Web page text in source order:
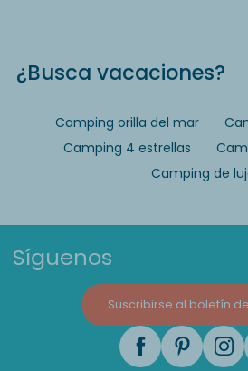
¿Busca vacaciones?
Camping orilla del mar
Camping 4 estrellas
Camping de
Síguenos
Suscribirse al boletín